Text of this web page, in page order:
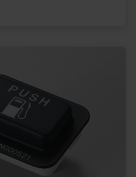
Découvrez la découpe